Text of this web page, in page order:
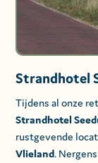
Strandhotel
Tijdens al onze
Strandhotel
rustgevende
Vlieland.